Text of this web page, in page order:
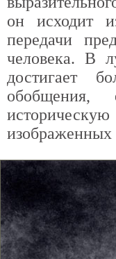
он исходит
передачи
человека. В
достигает
обобщения,